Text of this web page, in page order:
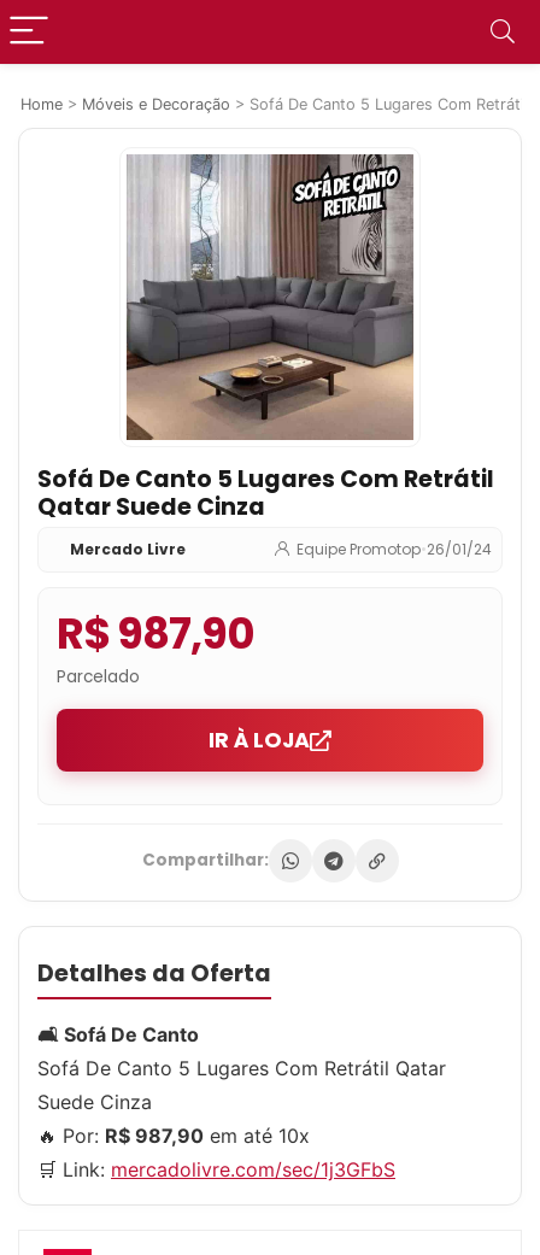
Home > Móveis e Decoração > Sofá De Canto 5 Lugares Com Retrátil
Sofá De Canto 5 Lugares Com Retrátil
Qatar Suede Cinza
Mercado Livre Equipe Promotop•26/01/24
R$ 987,90
Parcelado
IR À LOJA
Compartilhar:
Detalhes da Oferta
🛋 Sofá De Canto
Sofá De Canto 5 Lugares Com Retrátil Qatar
Suede Cinza
🔥 Por: R$ 987,90 em até 10x
🛒 Link: mercadolivre.com/sec/1j3GFbS